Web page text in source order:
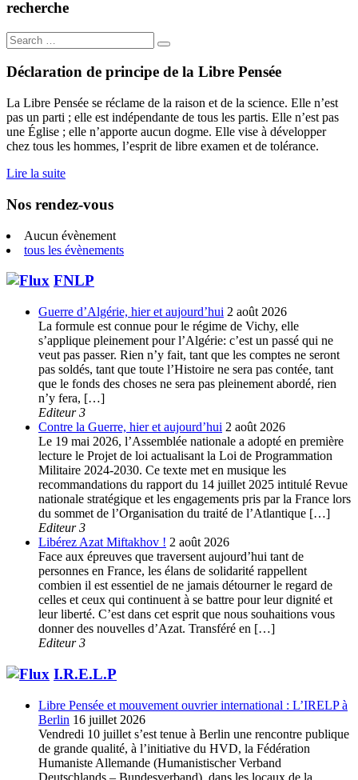
recherche
Search
for:
Déclaration de principe de la Libre Pensée
La Libre Pensée se réclame de la raison et de la science. Elle n’est
pas un parti ; elle est indépendante de tous les partis. Elle n’est pas
une Église ; elle n’apporte aucun dogme. Elle vise à développer
chez tous les hommes, l’esprit de libre examen et de tolérance.
Lire la suite
Nos rendez-vous
Aucun évènement
tous les évènements
FNLP
Guerre d’Algérie, hier et aujourd’hui 2 août 2026
La formule est connue pour le régime de Vichy, elle
s’applique pleinement pour l’Algérie: c’est un passé qui ne
veut pas passer. Rien n’y fait, tant que les comptes ne seront
pas soldés, tant que toute l’Histoire ne sera pas contée, tant
que le fonds des choses ne sera pas pleinement abordé, rien
n’y fera, […]
Editeur 3
Contre la Guerre, hier et aujourd’hui 2 août 2026
Le 19 mai 2026, l’Assemblée nationale a adopté en première
lecture le Projet de loi actualisant la Loi de Programmation
Militaire 2024-2030. Ce texte met en musique les
recommandations du rapport du 14 juillet 2025 intitulé Revue
nationale stratégique et les engagements pris par la France lors
du sommet de l’Organisation du traité de l’Atlantique […]
Editeur 3
Libérez Azat Miftakhov ! 2 août 2026
Face aux épreuves que traversent aujourd’hui tant de
personnes en France, les élans de solidarité rappellent
combien il est essentiel de ne jamais détourner le regard de
celles et ceux qui continuent à se battre pour leur dignité et
leur liberté. C’est dans cet esprit que nous souhaitions vous
donner des nouvelles d’Azat. Transféré en […]
Editeur 3
I.R.E.L.P
Libre Pensée et mouvement ouvrier international : L’IRELP à
Berlin 16 juillet 2026
Vendredi 10 juillet s’est tenue à Berlin une rencontre publique
de grande qualité, à l’initiative du HVD, la Fédération
Humaniste Allemande (Humanistischer Verband
Deutschlands – Bundesverband), dans les locaux de la